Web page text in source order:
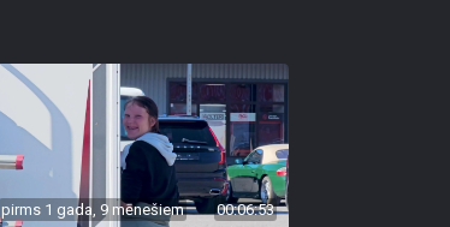
pirms 1 gada, 9 mēnešiem 00:06:53